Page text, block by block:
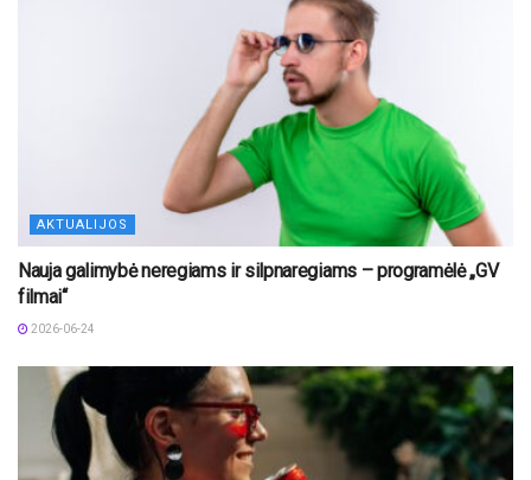
AKTUALIJOS
Nauja galimybė neregiams ir silpnaregiams – programėlė „GV
filmai“
2026-06-24